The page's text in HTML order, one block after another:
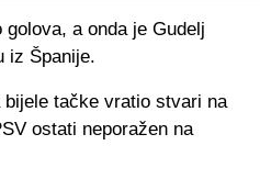
a onda je Gudelj
iz Španije.
bijele tačke vratio stvari na
ostati neporažen na